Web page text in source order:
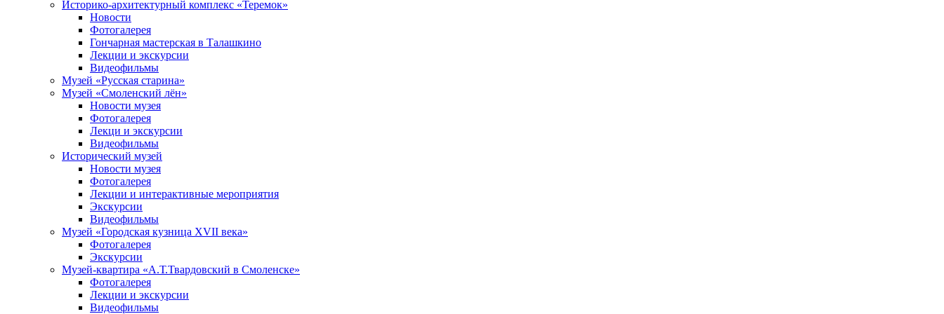
Историко-архитектурный комплекс «Теремок»
Новости
Фотогалерея
Гончарная мастерская в Талашкино
Лекции и экскурсии
Видеофильмы
Музей «Русская старина»
Музей «Смоленский лён»
Новости музея
Фотогалерея
Лекци и экскурсии
Видеофильмы
Исторический музей
Новости музея
Фотогалерея
Лекции и интерактивные мероприятия
Экскурсии
Видеофильмы
Музей «Городская кузница XVII века»
Фотогалерея
Экскурсии
Музей-квартира «А.Т.Твардовский в Смоленске»
Фотогалерея
Лекции и экскурсии
Видеофильмы